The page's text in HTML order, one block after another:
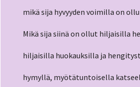
mikä sija hyvyyden voimilla on
Mikä sija siinä on ollut hiljaisilla
hiljaisilla huokauksilla ja
hymyllä, myötätuntoisella